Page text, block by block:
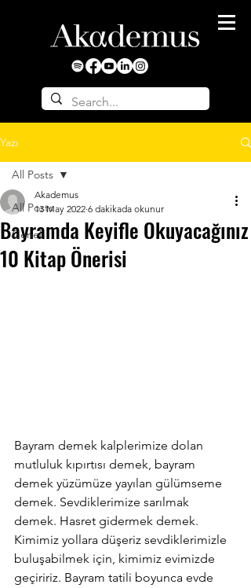
Yazı
All Posts
Genel
All Posts
Bayramda Keyifle Okuyacağınız
10 Kitap Önerisi
Akademus
13 May 2022 6 dakikada okunur
Bayram demek kalplerimize dolan
mutluluk kıpırtısı demek, bayram
demek yüzümüze yayılan gülümseme
demek. Sevdiklerimize sarılmak
demek. Hasret gidermek demek.
Kimimiz yollara düşeriz sevdiklerimizle
buluşabilmek için, kimimiz evimizde
geçiririz. Bayram tatili boyunca evde